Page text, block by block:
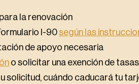
la renovación
I-90según las
de apoyo necesaria
o solicitar una exención de
solicitud, cuándo caducará tu